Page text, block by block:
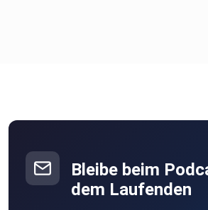
Bleibe beim
dem Laufenden